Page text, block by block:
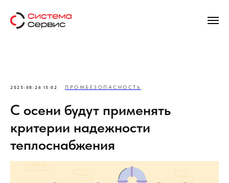
2025-08-26 15:02 ПРОМБЕЗОПАСНОСТЬ
С осени будут применять
критерии надежности
теплоснабжения